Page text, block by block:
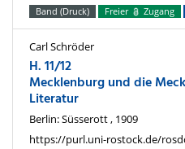
Band (Druck) Freier Zugang
Carl Schröder
H. 11/12
Mecklenburg und die
Literatur
Berlin: Süsserott , 1909
https://purl.uni-rostock.de/